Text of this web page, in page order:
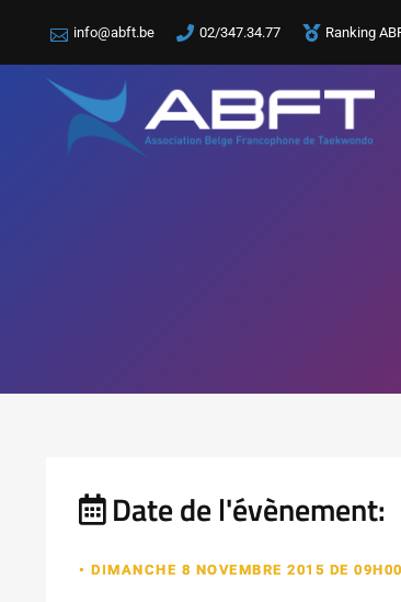
info@abft.be 02/347.34.77 Ranking
Date de l'évènement:
• DIMANCHE 8 NOVEMBRE 2015 DE